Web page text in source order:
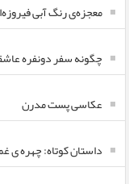
معجزه‌ی رنگ آبی
چگونه سفر دونفره
عکاسی پست مدرن
داستان کوتاه: چهره ی